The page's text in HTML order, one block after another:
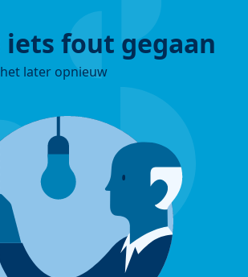
iets fout gegaan
later opnieuw